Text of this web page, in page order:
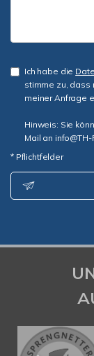
Ich habe die
stimme zu, dass
meiner Anfrage
Hinweis: Sie
Mail an
* Pflichtfelder